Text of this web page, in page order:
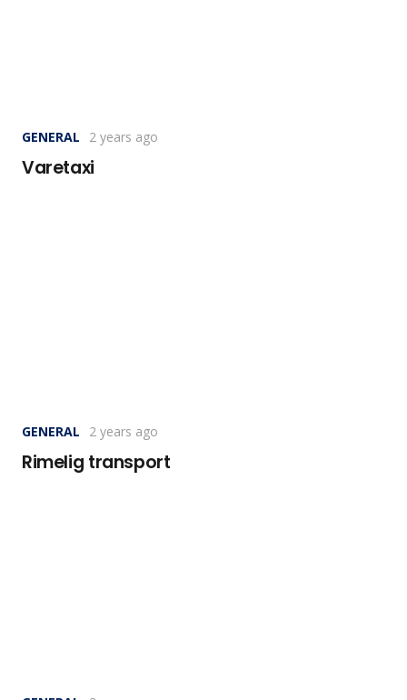
GENERAL 2 years ago
Varetaxi
GENERAL 2 years ago
Rimelig transport